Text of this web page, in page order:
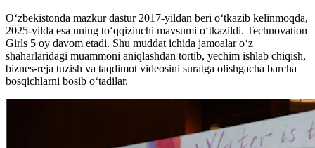
O‘zbekistonda mazkur dastur 2017-yildan beri o‘tkazib kelinmoqda,
2025-yilda esa uning to‘qqizinchi mavsumi o‘tkazildi. Technovation
Girls 5 oy davom etadi. Shu muddat ichida jamoalar o‘z
shaharlaridagi muammoni aniqlashdan tortib, yechim ishlab chiqish,
biznes-reja tuzish va taqdimot videosini suratga olishgacha barcha
bosqichlarni bosib o‘tadilar.